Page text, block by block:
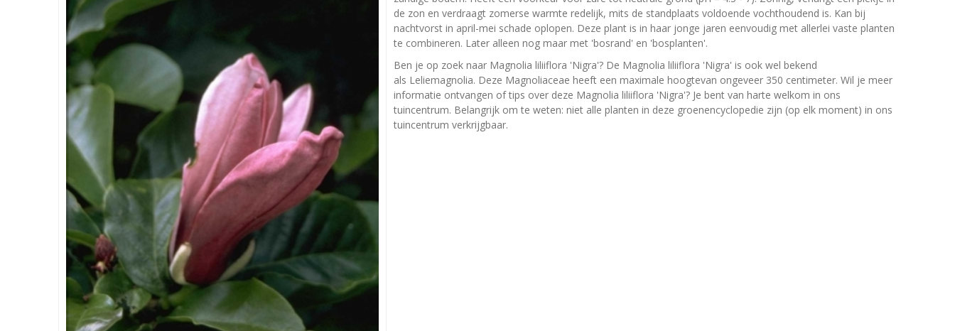
de zon en verdraagt zomerse warmte redelijk, mits de standplaats voldoende vochthoudend is. Kan bij
nachtvorst in april-mei schade oplopen. Deze plant is in haar jonge jaren eenvoudig met allerlei vaste planten
te combineren. Later alleen nog maar met 'bosrand' en 'bosplanten'.
Ben je op zoek naar Magnolia liliiflora 'Nigra'? De Magnolia liliiflora 'Nigra' is ook wel bekend
als Leliemagnolia. Deze Magnoliaceae heeft een maximale hoogtevan ongeveer 350 centimeter. Wil je meer
informatie ontvangen of tips over deze Magnolia liliiflora 'Nigra'? Je bent van harte welkom in ons
tuincentrum. Belangrijk om te weten: niet alle planten in deze groenencyclopedie zijn (op elk moment) in ons
tuincentrum verkrijgbaar.